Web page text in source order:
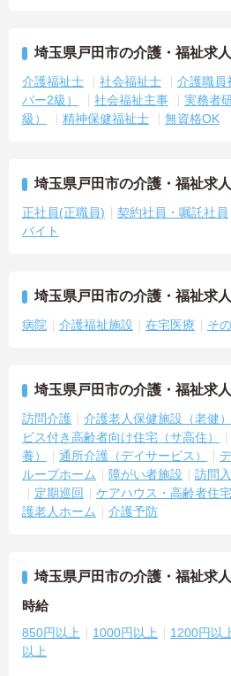
埼玉県戸田市の介護・福祉求
介護福祉士 社会福祉士
介護職員
パー2級）
社会福祉主事
実務者
級）
精神保健福祉士 無資格OK
埼玉県戸田市の介護・福祉求
正社員(正職員) 契約社員・嘱託社員
バイト
埼玉県戸田市の介護・福祉求
病院 介護福祉施設 在宅医療 そ
埼玉県戸田市の介護・福祉求
訪問介護 介護老人保健施設（老健）
ビス付き高齢者向け住宅（サ高住）
養）
通所介護（デイサービス）
ループホーム
障がい者施設 訪問
定期巡回
ケアハウス・高齢者住
護老人ホーム
介護予防
埼玉県戸田市の介護・福祉求
時給
850円以上 1000円以上 1200円以
以上